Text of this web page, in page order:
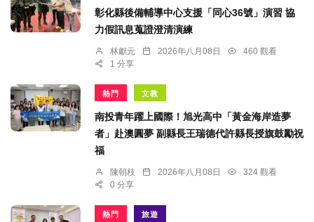
彰化縣後備輔導中心支援「同心36號」演習 協
力假訊息蒐證澄清演練
林獻元 2026年八月08日
460 觀看
1 分享
熱門 文教
南投青年躍上國際！旭光高中「黃金海岸造夢
者」赴澳圓夢 副縣長王瑞德代許縣長授旗鼓勵祝
福
陳朝枝 2026年八月08日
324 觀看
0 分享
熱門 旅遊